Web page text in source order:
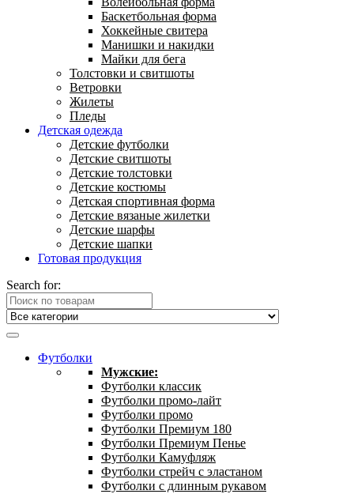
Баскетбольная форма
Хоккейные свитера
Манишки и накидки
Майки для бега
Толстовки и свитшоты
Ветровки
Жилеты
Пледы
Детская одежда
Детские футболки
Детские свитшоты
Детские толстовки
Детские костюмы
Детская спортивная форма
Детские вязаные жилетки
Детские шарфы
Детские шапки
Готовая продукция
Search for:
Футболки
Мужские:
Футболки классик
Футболки промо-лайт
Футболки промо
Футболки Премиум 180
Футболки Премиум Пенье
Футболки Камуфляж
Футболки стрейч с эластаном
Футболки с длинным рукавом